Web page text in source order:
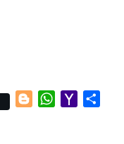
BloggerWhatsApp
Yahoo